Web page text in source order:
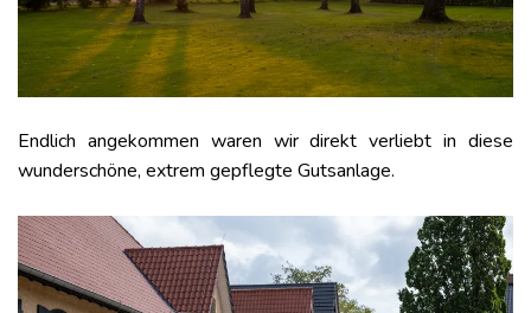
Endlich angekommen waren wir direkt verliebt in diese
wunderschöne, extrem gepflegte Gutsanlage.